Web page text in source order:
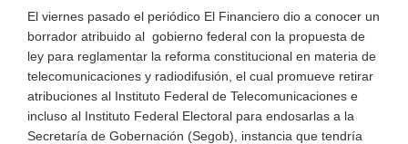
El viernes pasado el periódico El Financiero dio a conocer un
borrador atribuido al gobierno federal con la propuesta de
ley para reglamentar la reforma constitucional en materia de
telecomunicaciones y radiodifusión, el cual promueve retirar
atribuciones al Instituto Federal de Telecomunicaciones e
incluso al Instituto Federal Electoral para endosarlas a la
Secretaría de Gobernación (Segob), instancia que tendría